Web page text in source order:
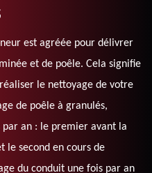
est agréée pour délivrer
et de poêle. Cela signifie
le nettoyage de votre
de poêle à granulés,
par an : le premier avant la
le second en cours de
du conduit une fois par an